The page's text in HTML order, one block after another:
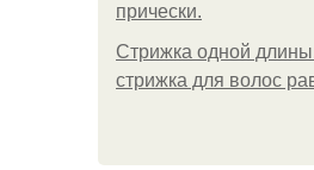
прически.
Стрижка одной
стрижка для волос